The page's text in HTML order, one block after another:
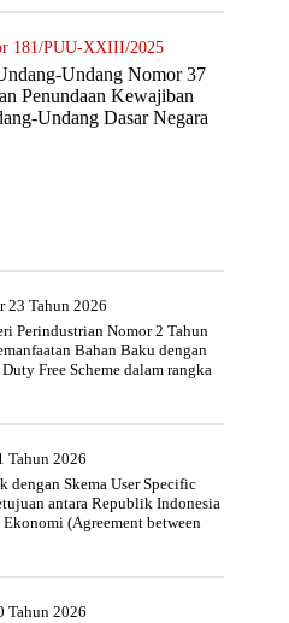
181/PUU-XXIII/2025
Undang Nomor 37
Penundaan Kewajiban
Undang Dasar Negara
23 Tahun 2026
Perindustrian Nomor 2 Tahun
Bahan Baku dengan
Free Scheme dalam rangka
Tahun 2026
dengan Skema User Specific
antara Republik Indonesia
(Agreement between
Tahun 2026